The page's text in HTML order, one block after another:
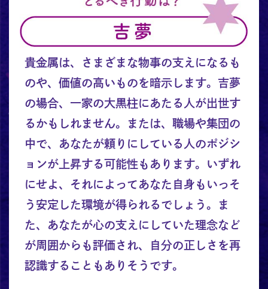
貴金属は、さまざまな物事の支えになるも
のや、価値の高いものを暗示します。吉夢
の場合、一家の大黒柱にあたる人が出世す
るかもしれません。または、職場や集団の
中で、あなたが頼りにしている人のポジシ
ョンが上昇する可能性もあります。いずれ
にせよ、それによってあなた自身もいっそ
う安定した環境が得られるでしょう。ま
た、あなたが心の支えにしていた理念など
が周囲からも評価され、自分の正しさを再
認識することもありそうです。